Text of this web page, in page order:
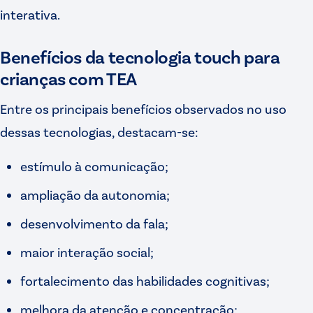
interativa.
Benefícios da tecnologia touch para
crianças com TEA
Entre os principais benefícios observados no uso
dessas tecnologias, destacam-se:
estímulo à comunicação;
ampliação da autonomia;
desenvolvimento da fala;
maior interação social;
fortalecimento das habilidades cognitivas;
melhora da atenção e concentração;